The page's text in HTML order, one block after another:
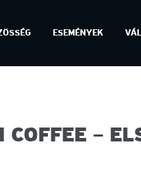
ESEMÉNYEK
COFFEE –